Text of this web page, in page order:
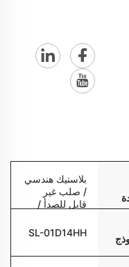
بلاستيك هندسي
/ صلب غير
قابل للصدأ /
SL-01D14HH